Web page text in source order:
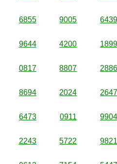
6855 9005 6439
9644 4200 1899
0817 8807 2886
8694 2024 2647
6473 0911 9904
2243 5722 9821